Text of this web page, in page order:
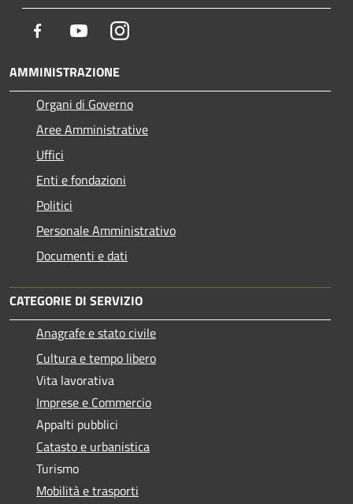
Facebook YoutubeInstagram
AMMINISTRAZIONE
Organi di Governo
Aree Amministrative
Uffici
Enti e fondazioni
Politici
Personale Amministrativo
Documenti e dati
CATEGORIE DI SERVIZIO
Anagrafe e stato civile
Cultura e tempo libero
Vita lavorativa
Imprese e Commercio
Appalti pubblici
Catasto e urbanistica
Turismo
Mobilità e trasporti